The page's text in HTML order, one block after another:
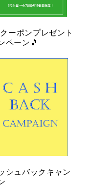
ーポンプレゼント
ペーン🎵
シュバックキャン